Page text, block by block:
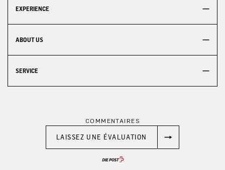
EXPERIENCE
ABOUT US
SERVICE
COMMENTAIRES
LAISSEZ UNE ÉVALUATION